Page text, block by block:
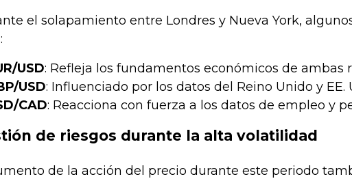
el solapamiento entre Londres y Nueva York,
USD: Refleja los fundamentos económicos de ambas
USD: Influenciado por los datos del Reino Unido y
CAD: Reacciona con fuerza a los datos de empleo y
de riesgos durante la alta volatilidad
de la acción del precio durante este periodo